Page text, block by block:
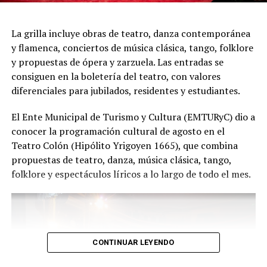
función hay meses de ensayo y un enorme trabajo en
equipo para emocionar y sorprender al
público", expresa Emmanuel Marín.
distinguida con los Premios Estrella de Mar 2024 y
2026 como Mejor Espectáculo de Danza y con el Premio
Faro de Oro 2024. Además, Emmanuel Marín y Lola
Gutiérrez Rey obtuvieron el subcampeonato en el
Mundial de Tango de Buenos Aires.
realizar una gira por Europa. Además, recibió
la Declaración de Interés Cultural como Embajadores
La grilla incluye obras de teatro, danza contemporánea
y flamenca, conciertos de música clásica, tango, folklore
y propuestas de ópera y zarzuela. Las entradas se
consiguen en la boletería del teatro, con valores
diferenciales para jubilados, residentes y estudiantes.
El Ente Municipal de Turismo y Cultura (EMTURyC) dio a
conocer la programación cultural de agosto en el
Teatro Colón (Hipólito Yrigoyen 1665), que combina
propuestas de teatro, danza, música clásica, tango,
folklore y espectáculos líricos a lo largo de todo el mes.
CONTINUAR LEYENDO